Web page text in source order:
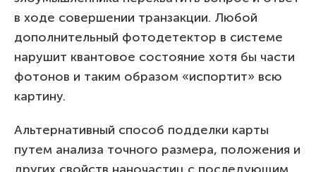
в ходе совершении транзакции. Любой
дополнительный фотодетектор в системе
нарушит квантовое состояние хотя бы части
фотонов и таким образом «испортит» всю
картину.
Альтернативный способ подделки карты
путем анализа точного размера, положения и